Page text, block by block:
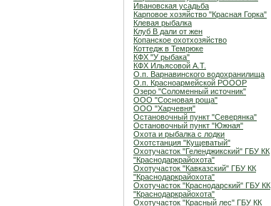
Ивановская усадьба
Карповое хозяйство "Красная Горка"
Клевая рыбалка
Клуб В дали от жен
Копанское охотхозяйство
Коттедж в Темрюке
КФХ "У рыбака"
КФХ Ильясовой А.Т.
О.п. Варнавинского водохранилища
О.п. Красноармейской РОООР
Озеро "Соломенный источник"
ООО "Сосновая роща"
ООО "Харчевня"
Остановочный пункт "Северянка"
Остановочный пункт "Южная"
Охота и рыбалка с лодки
Охотстанция "Кущеватый"
Охотучасток "Геленджикский" ГБУ КК
"Краснодаркрайохота"
Охотучасток "Кавказский" ГБУ КК
"Краснодаркрайохота"
Охотучасток "Краснодарский" ГБУ КК
"Краснодаркрайохота"
Охотучасток "Красный лес" ГБУ КК